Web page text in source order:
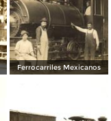
Ferrocarriles Mexicanos